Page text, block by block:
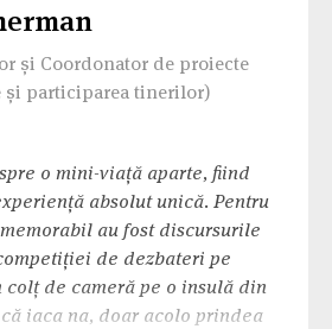
și Coordonator de proiecte
și participarea tinerilor)
o mini-viață aparte, fiind
absolut unică. Pentru
au fost discursurile
de dezbateri pe
de cameră pe o insulă din
iaca na, doar acolo prindea